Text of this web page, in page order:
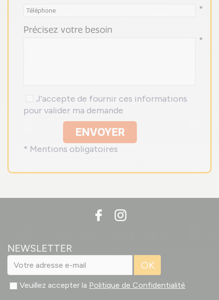
*
Précisez votre besoin
*
J'accepte de fournir ces informations
pour valider ma demande
ENVOYER
* Mentions obligatoires
NEWSLETTER
OK
Veuillez accepter la Politique de Confidentialité